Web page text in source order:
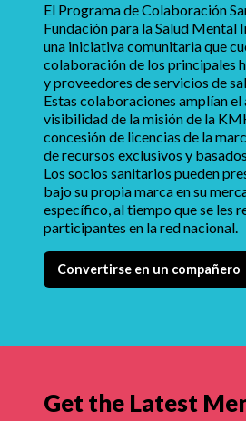
El Programa de Colaboración
Fundación para la Salud Mental
una iniciativa comunitaria que
colaboración de los principales
y proveedores de servicios de
Estas colaboraciones amplían el
visibilidad de la misión de la
concesión de licencias de la
de recursos exclusivos y
Los socios sanitarios pueden
bajo su propia marca en su
específico, al tiempo que se les
participantes en la red nacional.
Convertirse en un compañero
Get the Latest